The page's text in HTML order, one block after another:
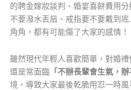
的聘金嫁妝談判、婚宴喜餅費用
不要潑水丟扇、戒指要不要戴到
角角，都有可能傷了大家的感情！
雖然現代年輕人喜歡簡單，對婚
還是常面臨 「不辦長輩會生氣，
境，導致大家最後乾脆用忍一時